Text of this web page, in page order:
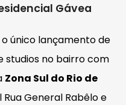
Gávea
único lançamento de
studios no bairro com
Zona Sul do Rio de
General Rabêlo e